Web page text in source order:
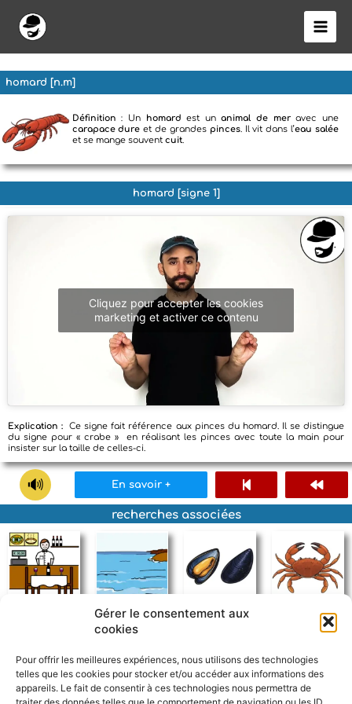
Gérer le consentement aux
cookies
Pour offrir les meilleures expériences, nous utilisons des technologies
telles que les cookies pour stocker et/ou accéder aux informations des
appareils. Le fait de consentir à ces technologies nous permettra de
contenu
homard [n.m]
Définition: Un homard est unanimal de meravec une
carapace dure et de grandes pinces. Il vit dans l’eau salée
et se mange souvent cuit.
homard [signe 1]
Cliquez pour accepter les cookies
marketing et activer ce contenu
Explication : Ce signe fait référence aux pinces du homard. Il se distingue
du signe pour « crabe » en réalisant les pinces avec toute la main pour
insister sur la taille de celles-ci.
En savoir +
recherches associées
mer moule crabe